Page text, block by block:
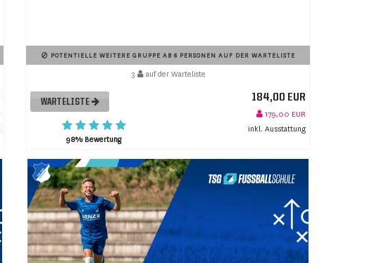
POTENTIELLE WEITERE GRUPPE AB 6 PERSONEN AUF DER WARTELISTE
3 auf der Warteliste
WARTELISTE
98% Bewertung
184,00 EUR
179,00 EUR
inkl. Ausstattung